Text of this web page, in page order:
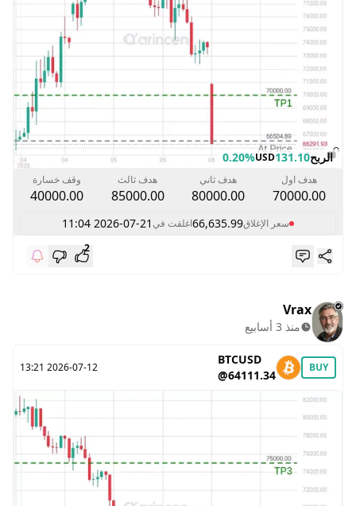
الربح131.10
USD
0.20%
هدف اول
70000.00
هدف ثاني
80000.00
هدف ثالث
85000.00
وقف خسارة
40000.00
سعر الإغلاق66,635.99اغلقت في 2026-07-21 11:04
2
Vrax
منذ 3 أسابيع
BUY
BTCUSD
@64111.34
2026-07-12 13:21